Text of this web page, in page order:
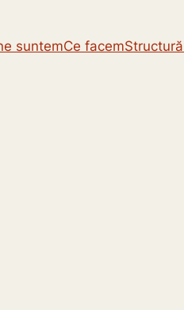
suntemCe facemStructură